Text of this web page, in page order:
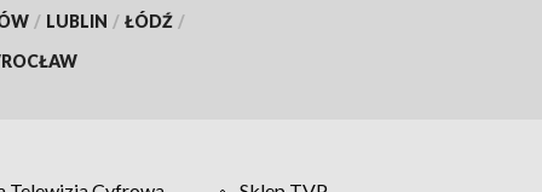
/ LUBLIN / ŁÓDŹ /